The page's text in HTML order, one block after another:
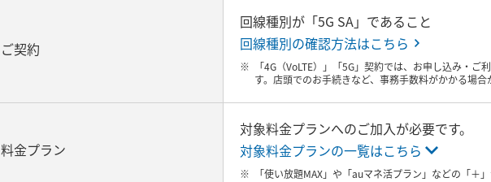
ご契約
回線種別が「5G SA」であること
回線種別の確認方法はこちら
「4G（VoLTE）」「5G」契約では、お申し込み・
す。店頭でのお手続きなど、事務手数料がかかる場合
料金プラン
対象料金プランへのご加入が必要です。
対象料金プランの一覧はこちら
「使い放題MAX」や「auマネ活プラン」などの「